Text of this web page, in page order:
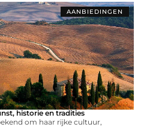
AANBIEDINGEN
historie en tradities
om haar rijke cultuur,